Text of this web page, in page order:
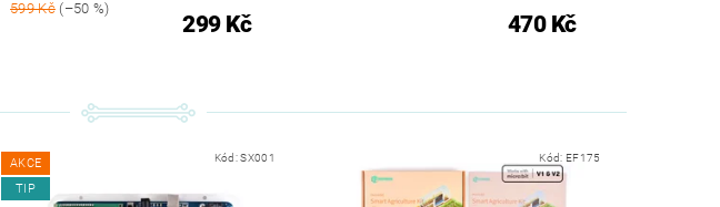
599 Kč(–50 %)
299 Kč 470 Kč
AKCE
TIP
Kód:SX001 Kód: EF175